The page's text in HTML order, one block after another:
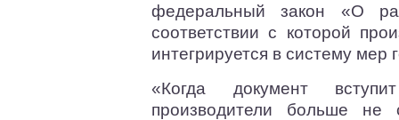
федеральный закон «О
соответствии с которой
интегрируется в систему
«Когда документ
производители больше не